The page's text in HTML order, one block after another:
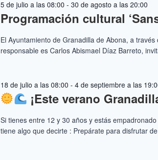
Programación cultural
5 de julio a las 08:00 - 30 de agosto a las 20:00
El Ayuntamiento de Granadilla de Abona, a
responsable es Carlos Abismael Díaz Barreto,
¡Este verano
18 de julio a las 08:00 - 4 de septiembre a las
Si tienes entre 12 y 30 años y estás
tiene algo que decirte : Prepárate para disfrutar